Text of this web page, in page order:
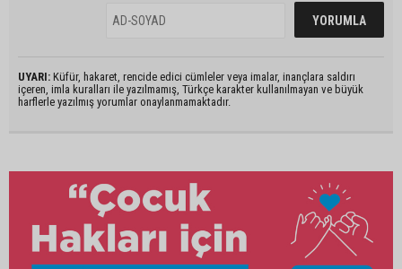
UYARI: Küfür, hakaret, rencide edici cümleler veya imalar, inançlara saldırı
içeren, imla kuralları ile yazılmamış, Türkçe karakter kullanılmayan ve büyük
harflerle yazılmış yorumlar onaylanmamaktadır.